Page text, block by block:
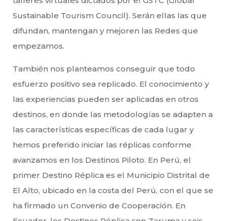
Sustainable Tourism Council). Serán ellas las que
difundan, mantengan y mejoren las Redes que
empezamos.
También nos planteamos conseguir que todo
esfuerzo positivo sea replicado. El conocimiento y
las experiencias pueden ser aplicadas en otros
destinos, en donde las metodologías se adapten a
las características específicas de cada lugar y
hemos preferido iniciar las réplicas conforme
avanzamos en los Destinos Piloto. En Perú, el
primer Destino Réplica es el Municipio Distrital de
El Alto, ubicado en la costa del Perú, con el que se
ha firmado un Convenio de Cooperación. En